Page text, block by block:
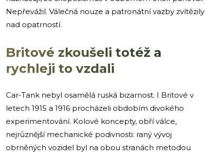
Nepřevážil. Válečná nouze a patronátní vazby zvítězily
nad opatrností.
Britové zkoušeli totéž a
rychleji to vzdali
Car-Tank nebyl osamělá ruská bizarnost. I Britové v
letech 1915 a 1916 procházeli obdobím divokého
experimentování. Kolové koncepty, obří válce,
nejrůznější mechanické podivnosti: raný vývoj
obrněných vozidel byl na obou stranách metodou